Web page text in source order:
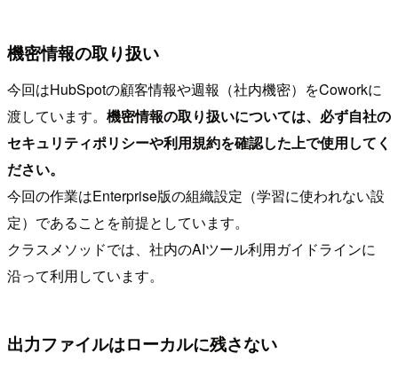
機密情報の取り扱い
今回はHubSpotの顧客情報や週報（社内機密）をCoworkに
渡しています。 機密情報の取り扱いについては、必ず自社の
セキュリティポリシーや利用規約を確認した上で使用してく
ださい。
今回の作業はEnterprise版の組織設定（学習に使われない設
定）であることを前提としています。
クラスメソッドでは、社内のAIツール利用ガイドラインに
沿って利用しています。
出力ファイルはローカルに残さない